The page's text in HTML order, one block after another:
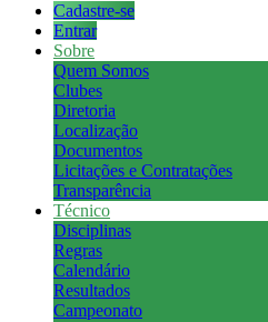
Cadastre-se
Entrar
Sobre
Quem Somos
Clubes
Diretoria
Localização
Documentos
Licitações e Contratações
Transparência
Técnico
Disciplinas
Regras
Calendário
Resultados
Campeonato